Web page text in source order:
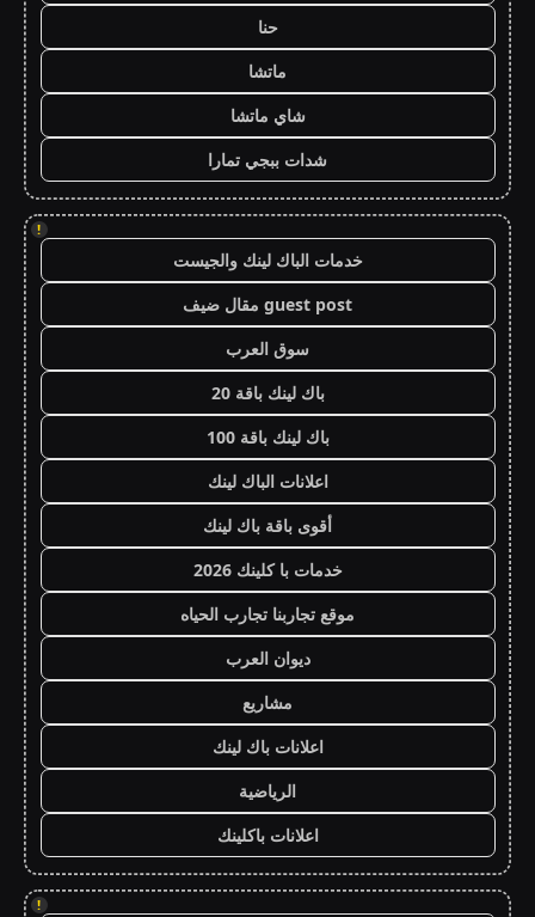
حنا
ماتشا
شاي ماتشا
شدات ببجي تمارا
!
خدمات الباك لينك والجيست
guest post مقال ضيف
سوق العرب
باك لينك باقة 20
باك لينك باقة 100
اعلانات الباك لينك
أقوى باقة باك لينك
خدمات با كلينك 2026
موقع تجاربنا تجارب الحياه
ديوان العرب
مشاريع
اعلانات باك لينك
الرياضية
اعلانات باكلينك
!